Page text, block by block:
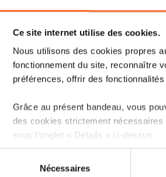
Ce site internet utilise des cookies.
Nous utilisons des cookies propres
fonctionnement du site, reconnaître
préférences, offrir des
Grâce au présent bandeau, vous
des cookies strictement
sous l’onglet « Détails » ci-dessus.
Il est précisé que la navigation sur
Nécessaires